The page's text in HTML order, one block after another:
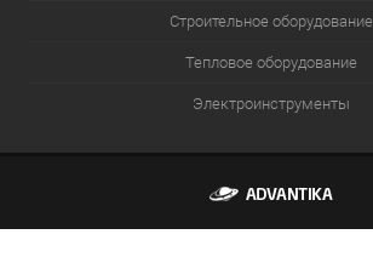
Строительное оборудование
Тепловое оборудование
Электроинструменты